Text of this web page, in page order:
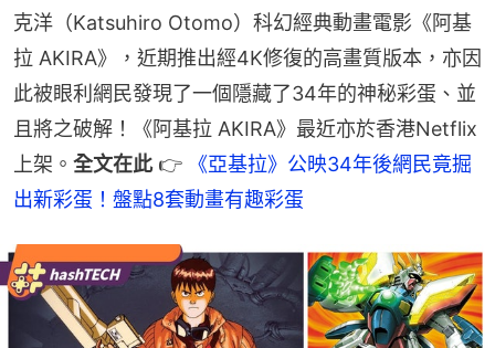
克洋（Katsuhiro Otomo）科幻經典動畫電影《阿基
拉 AKIRA》，近期推出經4K修復的高畫質版本，亦因
此被眼利網民發現了一個隱藏了34年的神秘彩蛋、並
且將之破解！《阿基拉 AKIRA》最近亦於香港Netflix
上架。 全文在此 👉
《亞基拉》公映34年後網民竟掘
出新彩蛋！盤點8套動畫有趣彩蛋